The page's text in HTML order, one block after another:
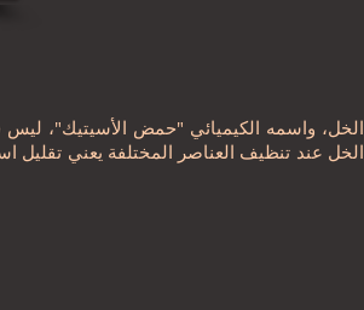
الخل، واسمه الكيميائي "حمض الأسيتيك"،
الخل عند تنظيف العناصر المختلفة يعني تقليل